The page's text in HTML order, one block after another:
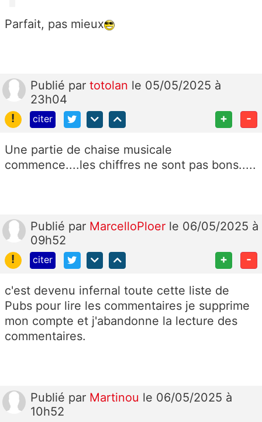
Parfait, pas mieux
Publié par totolan le 05/05/2025 à
23h04
!
citer + -
Une partie de chaise musicale
commence....les chiffres ne sont pas bons.....
Publié par MarcelloPloer le 06/05/2025 à
09h52
!
citer + -
c'est devenu infernal toute cette liste de
Pubs pour lire les commentaires je supprime
mon compte et j'abandonne la lecture des
commentaires.
Publié par Martinou le 06/05/2025 à
10h52